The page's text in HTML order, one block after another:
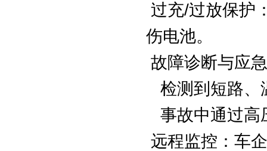
过充/过放保护
伤电池。
故障诊断与应
检测到短路、
事故中通过高
远程监控：车